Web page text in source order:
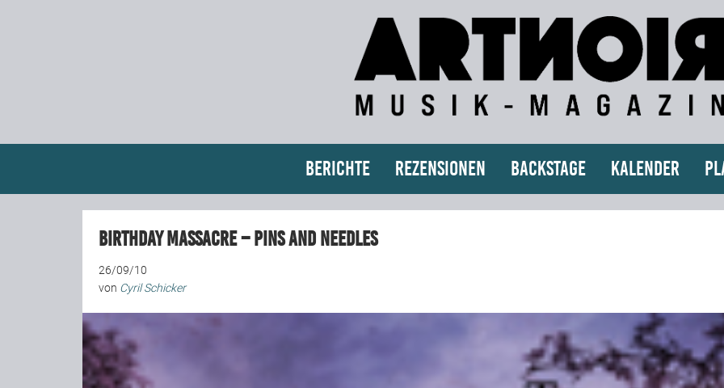
Berichte Rezensionen Backstage Kalender
Birthday Massacre – Pins And Needles
26/09/10
von Cyril Schicker